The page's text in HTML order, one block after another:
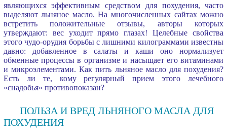
являющихся эффективным средством для похудения, часто
выделяют льняное масло. На многочисленных сайтах можно
встретить положительные отзывы, авторы которых
утверждают: вес уходит прямо глазах! Целебные свойства
этого чудо-орудия борьбы с лишними килограммами известны
давно: добавленное в салаты и каши оно нормализует
обменные процессы в организме и насыщает его витаминами
и микроэлементами. Как пить льняное масло для похудения?
Есть ли те, кому регулярный прием этого лечебного
«снадобья» противопоказан?
ПОЛЬЗА И ВРЕД ЛЬНЯНОГО МАСЛА ДЛЯ
ПОХУДЕНИЯ